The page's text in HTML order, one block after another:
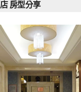
房型分享